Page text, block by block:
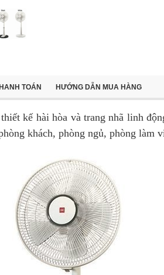
TOÁN HƯỚNG DẪN MUA HÀNG
kế hài hòa và trang nhã linh
khách, phòng ngủ, phòng làm